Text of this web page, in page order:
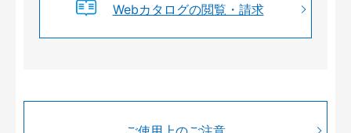
Webカタログの閲覧・請求